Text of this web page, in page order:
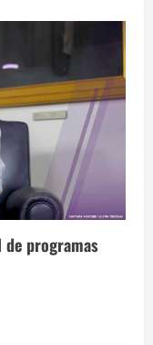
programas